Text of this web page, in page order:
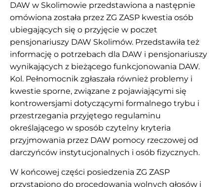
DAW w Skolimowie przedstawiona a następnie
omówiona została przez ZG ZASP kwestia osób
ubiegających się o przyjęcie w poczet
pensjonariuszy DAW Skolimów. Przedstawiła też
informację o potrzebach dla DAW i pensjonariuszy
wynikających z bieżącego funkcjonowania DAW.
Kol. Pełnomocnik zgłaszała również problemy i
kwestie sporne, związane z pojawiającymi się
kontrowersjami dotyczącymi formalnego trybu i
przestrzegania przyjętego regulaminu
określającego w sposób czytelny kryteria
przyjmowania przez DAW pomocy rzeczowej od
darczyńców instytucjonalnych i osób fizycznych.
W końcowej części posiedzenia ZG ZASP
przystąpiono do procedowania wolnych głosów i